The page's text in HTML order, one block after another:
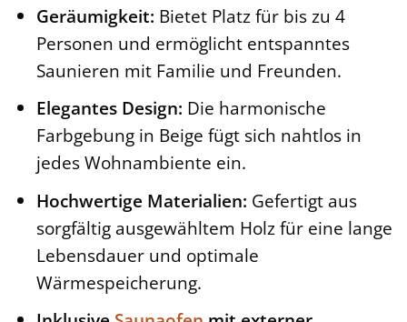
Geräumigkeit: Bietet Platz für bis zu 4
Personen und ermöglicht entspanntes
Saunieren mit Familie und Freunden.
Elegantes Design: Die harmonische
Farbgebung in Beige fügt sich nahtlos in
jedes Wohnambiente ein.
Hochwertige Materialien: Gefertigt aus
sorgfältig ausgewähltem Holz für eine lange
Lebensdauer und optimale
Wärmespeicherung.